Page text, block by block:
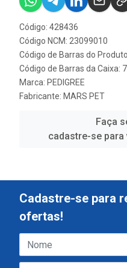
Código: 428436
Código NCM: 23099010
Código de Barras do
Código de Barras da Caixa:
Marca: PEDIGREE
Fabricante: MARS PET
Faça
cadastre-se
Cadastre-se para
ofertas!